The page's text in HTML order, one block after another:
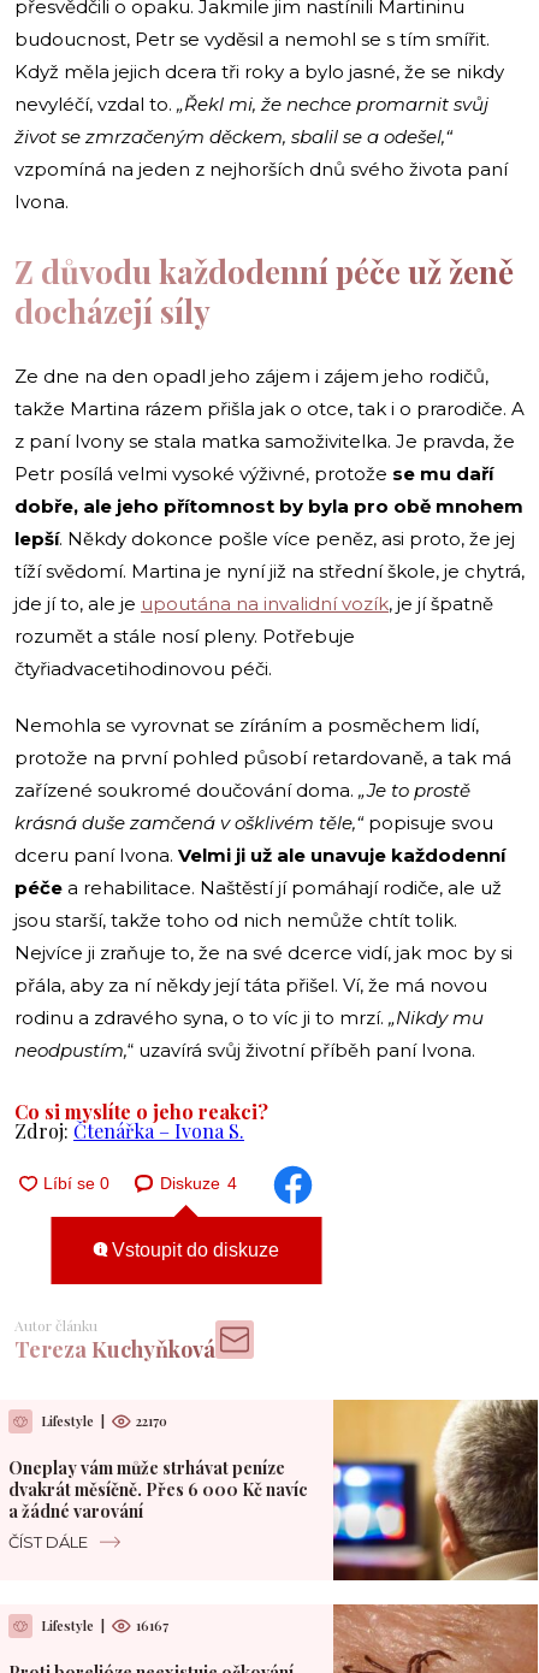
přesvědčili o opaku. Jakmile jim nastínili Martininu
budoucnost, Petr se vyděsil a nemohl se s tím smířit.
Když měla jejich dcera tři roky a bylo jasné, že se nikdy
nevyléčí, vzdal to. „Řekl mi, že nechce promarnit svůj
život se zmrzačeným děckem, sbalil se a odešel,“
vzpomíná na jeden z nejhorších dnů svého života paní
Ivona.
Z důvodu každodenní péče už ženě
docházejí síly
Ze dne na den opadl jeho zájem i zájem jeho rodičů,
takže Martina rázem přišla jak o otce, tak i o prarodiče. A
z paní Ivony se stala matka samoživitelka. Je pravda, že
Petr posílá velmi vysoké výživné, protože se mu daří
dobře, ale jeho přítomnost by byla pro obě mnohem
lepší. Někdy dokonce pošle více peněz, asi proto, že jej
tíží svědomí. Martina je nyní již na střední škole, je chytrá,
jde jí to, ale je upoutána na invalidní vozík, je jí špatně
rozumět a stále nosí pleny. Potřebuje
čtyřiadvacetihodinovou péči.
Nemohla se vyrovnat se zíráním a posměchem lidí,
protože na první pohled působí retardovaně, a tak má
zařízené soukromé doučování doma. „Je to prostě
krásná duše zamčená v ošklivém těle,“ popisuje svou
dceru paní Ivona. Velmi ji už ale unavuje každodenní
péče a rehabilitace. Naštěstí jí pomáhají rodiče, ale už
jsou starší, takže toho od nich nemůže chtít tolik.
Nejvíce ji zraňuje to, že na své dcerce vidí, jak moc by si
přála, aby za ní někdy její táta přišel. Ví, že má novou
rodinu a zdravého syna, o to víc ji to mrzí. „Nikdy mu
neodpustím,“ uzavírá svůj životní příběh paní Ivona.
Co si myslíte o jeho reakci?
Zdroj: Čtenářka – Ivona S.
Diskuze 4
Vstoupit do diskuze
Autor článku
Tereza Kuchyňková
Lifestyle 22170
Oneplay vám může strhávat peníze
dvakrát měsíčně. Přes 6 000 Kč navíc
a žádné varování
ČÍST DÁLE
Lifestyle 16167